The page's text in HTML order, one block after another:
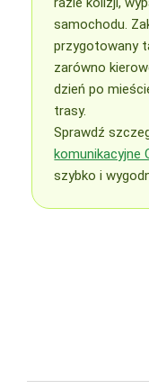
samochodu.
przygotowany
zarówno
dzień po
trasy.
Sprawdź
komunikacyjne
szybko i